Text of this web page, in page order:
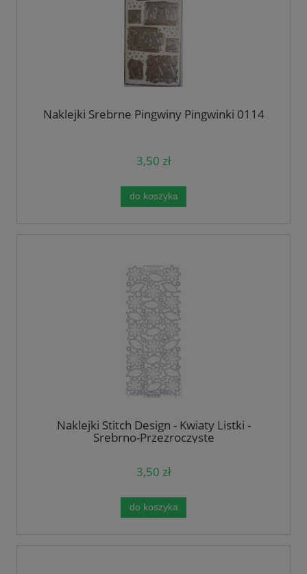
Naklejki Srebrne Pingwiny Pingwinki 0114
3,50 zł
do koszyka
Naklejki Stitch Design - Kwiaty Listki -
Srebrno-Przezroczyste
3,50 zł
do koszyka